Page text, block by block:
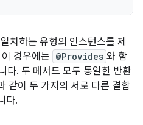
치하는 유형의 인스턴스를 제
경우에는 @Provides 와 함
다. 두 메서드 모두 동일한 반환
같이 두 가지의 서로 다른 결합
다.